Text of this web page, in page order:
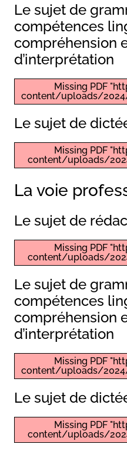
Le sujet de
compétences
compréhension
d’interprétation
Missing PDF
content/uploads/2024/
Le sujet de
Missing PDF
content/uploads/
La voie
Le sujet de
Missing PDF
content/uploads/
Le sujet de
compétences
compréhension
d’interprétation
Missing PDF
content/uploads/2024/
Le sujet de
Missing PDF
content/uploads/